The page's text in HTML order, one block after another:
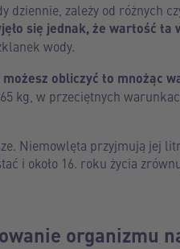
dziennie, zależy od różnych
się jednak, że wartość
wody.
obliczyć to mnożąc
kg, w przeciętnych
Niemowlęta przyjmują jej
i około 16. roku życia
organizmu